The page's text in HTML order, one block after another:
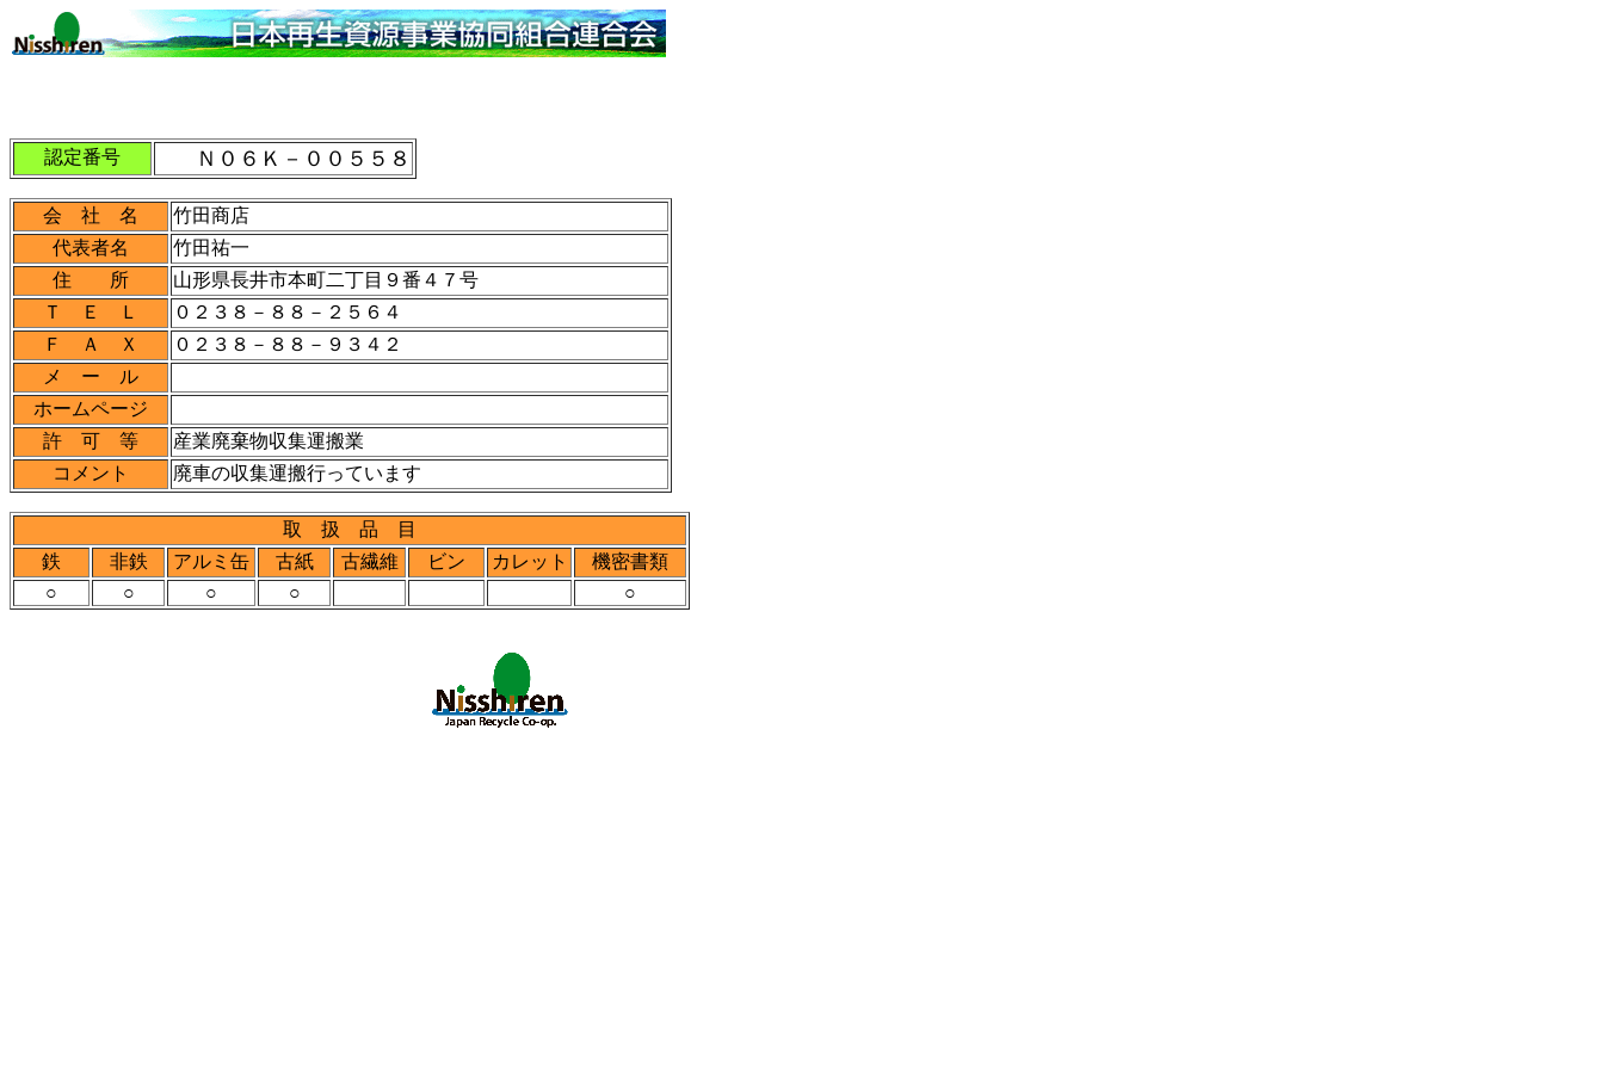
認定番号 Ｎ０６Ｋ－００５５８
会 社 名
竹田商店
代表者名
竹田祐一
住 所
山形県長井市本町二丁目９番４７号
Ｔ Ｅ Ｌ
０２３８－８８－２５６４
Ｆ Ａ Ｘ
０２３８－８８－９３４２
メ ー ル
ホームページ
許 可 等
産業廃棄物収集運搬業
コメント
廃車の収集運搬行っています
取 扱 品 目
鉄
非鉄 アルミ缶 古紙 古繊維 ビン カレット
機密書類
○
○ ○ ○ ○